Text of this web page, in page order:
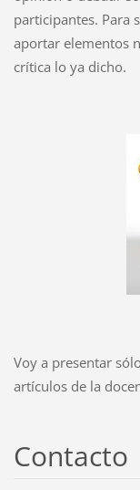
participantes. Para
aportar elementos
crítica lo ya dicho.
Voy a presentar
artículos de la
Contacto